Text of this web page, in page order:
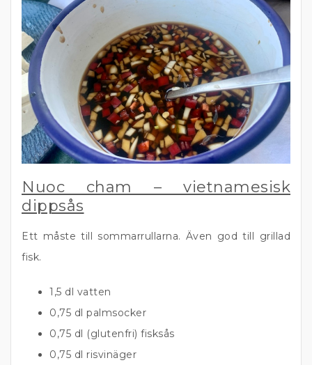
Nuoc cham – vietnamesisk
dippsås
Ett måste till sommarrullarna. Även god till grillad
fisk.
1,5 dl vatten
0,75 dl palmsocker
0,75 dl (glutenfri) fisksås
0,75 dl risvinäger